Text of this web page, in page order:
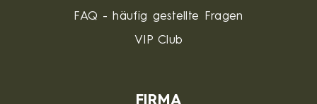
FAQ - häufig gestellte Fragen
VIP Club
FIRMA